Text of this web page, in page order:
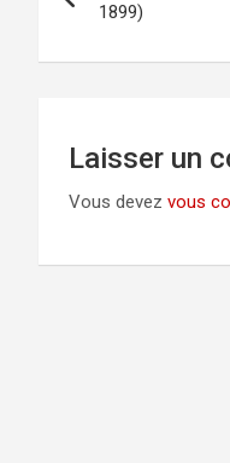
1899)
Laisser un
Vous devez vous